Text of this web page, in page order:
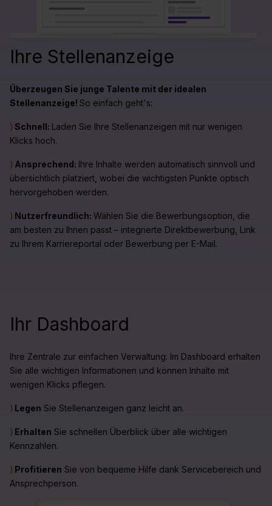
Ihre Stellenanzeige
Überzeugen Sie junge Talente mit der idealen
Stellenanzeige! So einfach geht's:
⟩Schnell: Laden Sie Ihre Stellenanzeigen mit nur wenigen
Klicks hoch.
⟩ Ansprechend: Ihre Inhalte werden automatisch sinnvoll und
übersichtlich platziert, wobei die wichtigsten Punkte optisch
hervorgehoben werden.
⟩ Nutzerfreundlich: Wählen Sie die Bewerbungsoption, die
am besten zu Ihnen passt – integrierte Direktbewerbung, Link
zu Ihrem Karriereportal oder Bewerbung per E-Mail.
Ihr Dashboard
Ihre Zentrale zur einfachen Verwaltung: Im Dashboard erhalten
Sie alle wichtigen Informationen und können Inhalte mit
wenigen Klicks pflegen.
⟩ Legen Sie Stellenanzeigen ganz leicht an.
⟩ Erhalten Sie schnellen Überblick über alle wichtigen
Kennzahlen.
⟩ Profitieren Sie von bequeme Hilfe dank Servicebereich und
Ansprechperson.